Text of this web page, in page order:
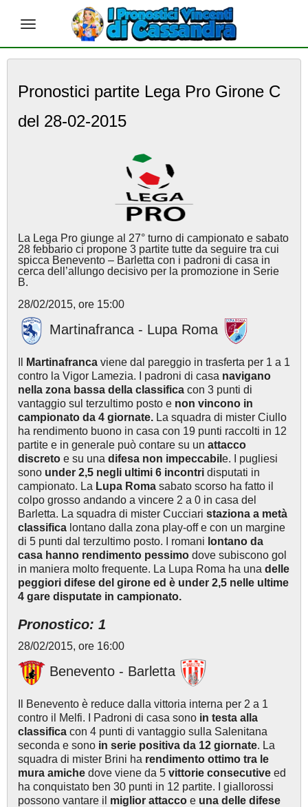
Pronostici partite Lega Pro Girone C
del 28-02-2015
La Lega Pro giunge al 27° turno di campionato e sabato
28 febbario ci propone 3 partite tutte da seguire tra cui
spicca Benevento – Barletta con i padroni di casa in
cerca dell’allungo decisivo per la promozione in Serie
B.
28/02/2015, ore 15:00
Martinafranca - Lupa Roma
Martinafranca viene dal pareggio in trasferta per 1 a 1
contro la Vigor Lamezia. I padroni di casa navigano
nella zona bassa della classifica con 3 punti di
vantaggio sul terzultimo posto e non vincono in
campionato da 4 giornate. La squadra di mister Ciullo
ha rendimento buono in casa con 19 punti raccolti in 12
partite e in generale può contare su un attacco
discreto e su una difesa non impeccabil e. I pugliesi
sono under 2,5 negli ultimi 6 incontri disputati in
campionato. La Lupa Roma sabato scorso ha fatto il
colpo grosso andando a vincere 2 a 0 in casa del
Barletta. La squadra di mister Cucciari staziona a metà
classifica lontano dalla zona play-off e con un margine
di 5 punti dal terzultimo posto. I romani lontano da
casa hanno rendimento pessimo dove subiscono gol
in maniera molto frequente. La Lupa Roma ha una delle
peggiori difese del girone ed è under 2,5 nelle ultime
4 gare disputate in campionato.
Pronostico: 1
28/02/2015, ore 16:00
Benevento - Barletta
Il Benevento è reduce dalla vittoria interna per 2 a 1
contro il Melfi. I Padroni di casa sono in testa alla
classifica con 4 punti di vantaggio sulla Salenitana
seconda e sono in serie positiva da 12 giornate. La
squadra di mister Brini ha rendimento ottimo tra le
mura amiche dove viene da 5 vittorie consecutive ed
ha conquistato ben 30 punti in 12 partite. I giallorossi
possono vantare il miglior attacco e una delle difese